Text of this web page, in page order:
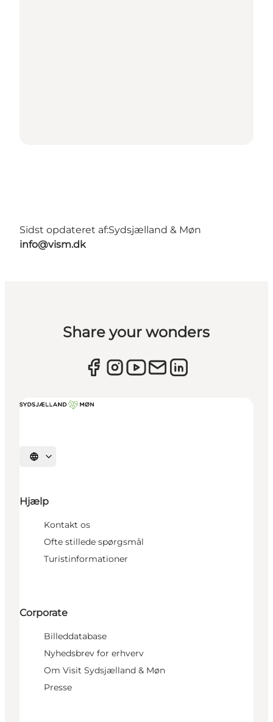
Sidst opdateret af:Sydsjælland & Møn
info@vism.dk
Share your wonders
Vælg sprog
Hjælp
Kontakt os
Ofte stillede spørgsmål
Turistinformationer
Corporate
Billeddatabase
Nyhedsbrev for erhverv
Om Visit Sydsjælland & Møn
Presse